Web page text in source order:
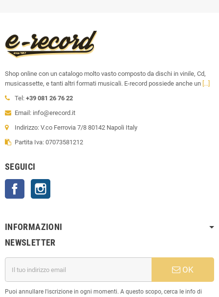
Shop online con un catalogo molto vasto composto da dischi in vinile, Cd,
musicassette, e tanti altri formati musicali. E-record possiede anche un [...]
Tel: +39 081 26 76 22
Email: info@erecord.it
Indirizzo: V.co Ferrovia 7/8 80142 Napoli Italy
Partita Iva: 07073581212
SEGUICI
Facebook
INFORMAZIONI
NEWSLETTER
OK
Puoi annullare l'iscrizione in ogni momenti. A questo scopo, cerca le info di